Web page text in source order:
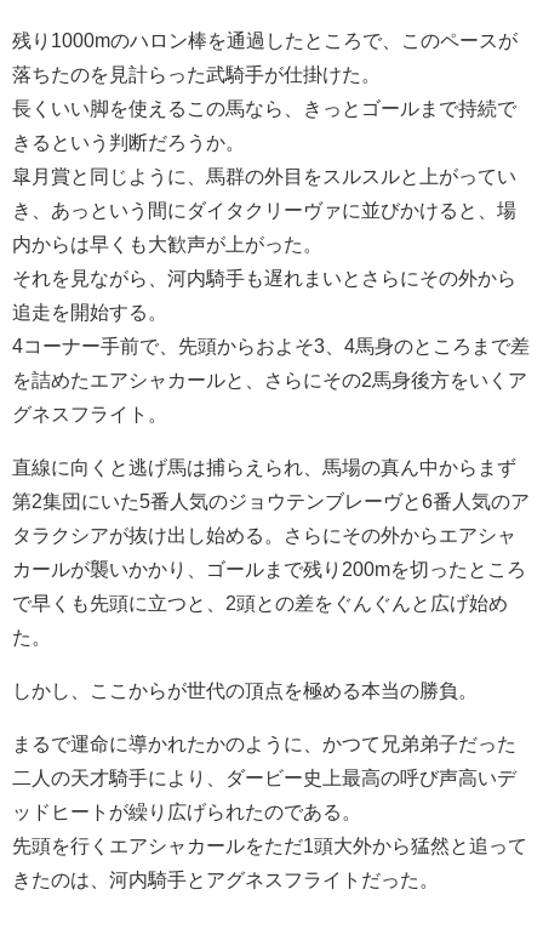
残り1000mのハロン棒を通過したところで、このペースが
落ちたのを見計らった武騎手が仕掛けた。
長くいい脚を使えるこの馬なら、きっとゴールまで持続で
きるという判断だろうか。
皐月賞と同じように、馬群の外目をスルスルと上がってい
き、あっという間にダイタクリーヴァに並びかけると、場
内からは早くも大歓声が上がった。
それを見ながら、河内騎手も遅れまいとさらにその外から
追走を開始する。
4コーナー手前で、先頭からおよそ3、4馬身のところまで差
を詰めたエアシャカールと、さらにその2馬身後方をいくア
グネスフライト。
直線に向くと逃げ馬は捕らえられ、馬場の真ん中からまず
第2集団にいた5番人気のジョウテンブレーヴと6番人気のア
タラクシアが抜け出し始める。さらにその外からエアシャ
カールが襲いかかり、ゴールまで残り200mを切ったところ
で早くも先頭に立つと、2頭との差をぐんぐんと広げ始め
た。
しかし、ここからが世代の頂点を極める本当の勝負。
まるで運命に導かれたかのように、かつて兄弟弟子だった
二人の天才騎手により、ダービー史上最高の呼び声高いデ
ッドヒートが繰り広げられたのである。
先頭を行くエアシャカールをただ1頭大外から猛然と追って
きたのは、河内騎手とアグネスフライトだった。